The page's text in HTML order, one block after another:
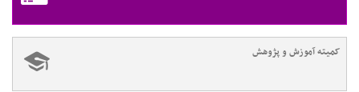
کمیته آموزش و پژوهش